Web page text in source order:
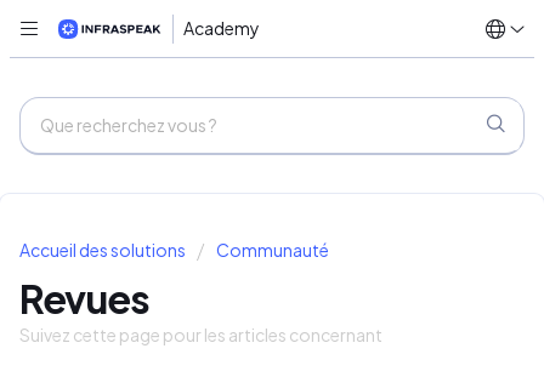
Academy
Accueil des solutions Communauté
Revues
Suivez cette page pour les articles concernant